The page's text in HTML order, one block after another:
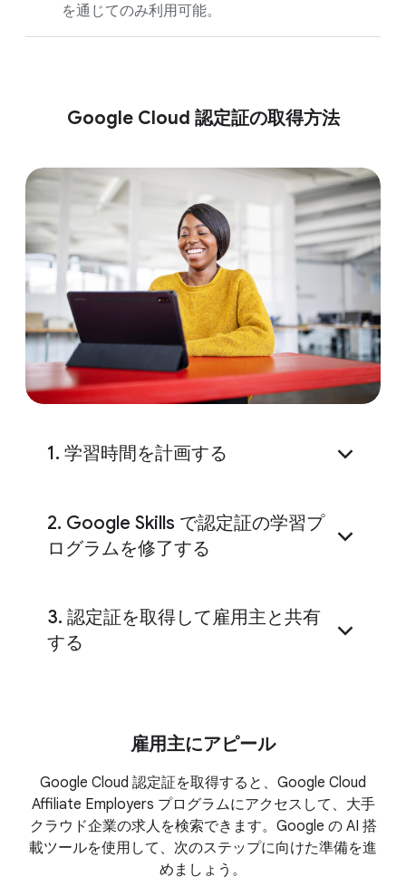
を通じてのみ利用可能。
Google Cloud 認定証の取得方法
1. 学習時間を計画する
2. Google Skills で認定証の学習プ
ログラムを修了する
3. 認定証を取得して雇用主と共有
する
雇用主にアピール
Google Cloud 認定証を取得すると、Google Cloud
Affiliate Employers プログラムにアクセスして、大手
クラウド企業の求人を検索できます。Google の AI 搭
載ツールを使用して、次のステップに向けた準備を進
めましょう。